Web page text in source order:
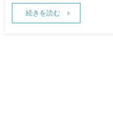
続きを読む